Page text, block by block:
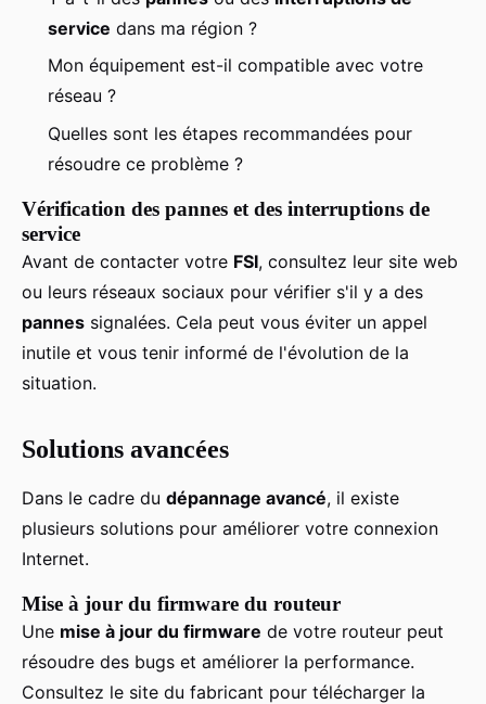
service dans ma région ?
Mon équipement est-il compatible avec votre
réseau ?
Quelles sont les étapes recommandées pour
résoudre ce problème ?
Vérification des pannes et des interruptions de
service
Avant de contacter votre FSI, consultez leur site web
ou leurs réseaux sociaux pour vérifier s'il y a des
pannes signalées. Cela peut vous éviter un appel
inutile et vous tenir informé de l'évolution de la
situation.
Solutions avancées
Dans le cadre du dépannage avancé, il existe
plusieurs solutions pour améliorer votre connexion
Internet.
Mise à jour du firmware du routeur
Une mise à jour du firmware de votre routeur peut
résoudre des bugs et améliorer la performance.
Consultez le site du fabricant pour télécharger la